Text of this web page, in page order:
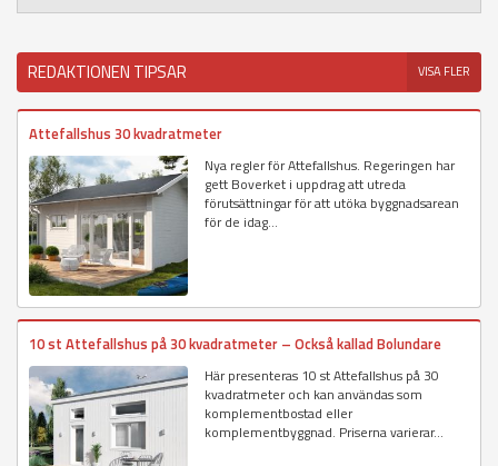
REDAKTIONEN TIPSAR VISA FLER
Attefallshus 30 kvadratmeter
Nya regler för Attefallshus. Regeringen har
gett Boverket i uppdrag att utreda
förutsättningar för att utöka byggnadsarean
för de idag...
10 st Attefallshus på 30 kvadratmeter – Också kallad Bolundare
Här presenteras 10 st Attefallshus på 30
kvadratmeter och kan användas som
komplementbostad eller
komplementbyggnad. Priserna varierar...